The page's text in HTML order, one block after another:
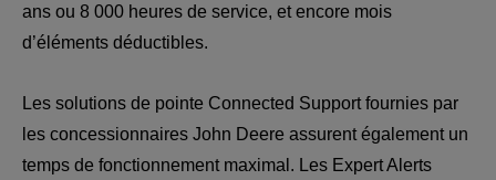
ans ou 8 000 heures de service, et encore mois
d’éléments déductibles.
Les solutions de pointe Connected Support fournies par
les concessionnaires John Deere assurent également un
temps de fonctionnement maximal. Les Expert Alerts